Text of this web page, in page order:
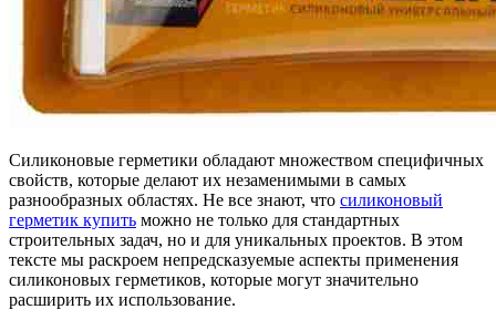
Силиконовые герметики обладают множеством специфичных
свойств, которые делают их незаменимыми в самых
разнообразных областях. Не все знают, что силиконовый
герметик купить можно не только для стандартных
строительных задач, но и для уникальных проектов. В этом
тексте мы раскроем непредсказуемые аспекты применения
силиконовых герметиков, которые могут значительно
расширить их использование.